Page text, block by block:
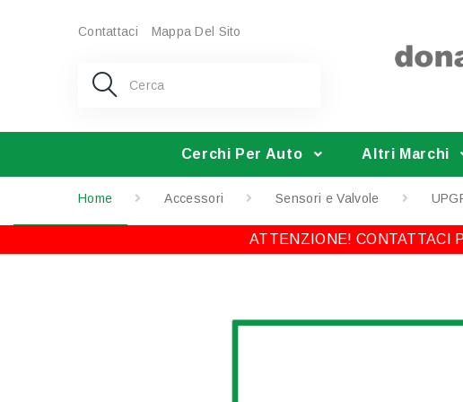
Contattaci Mappa Del Sito
Cerchi Per Auto Altri Marchi
Home Accessori Sensori e Valvole
ATTENZIONE! CONTATTACI